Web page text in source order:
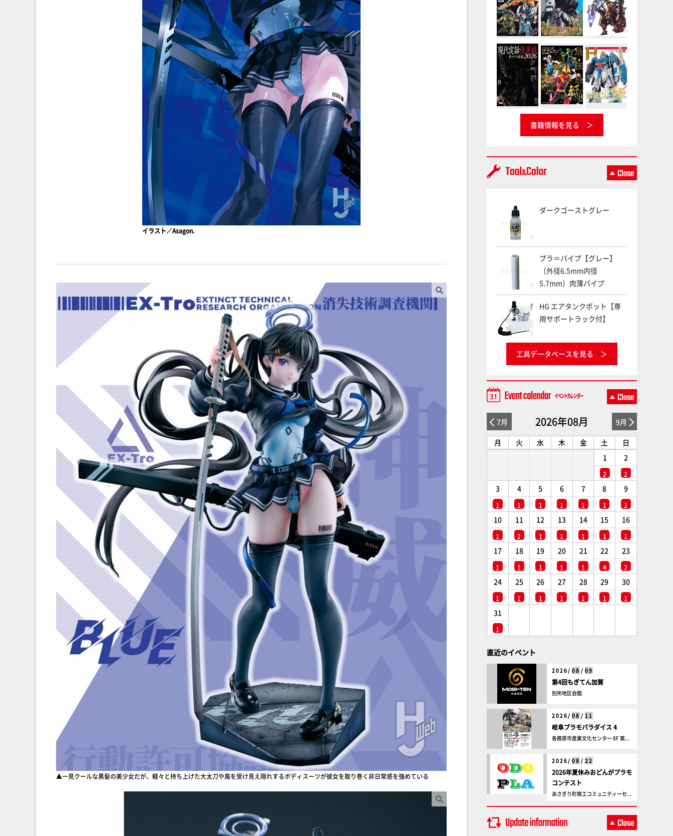
イラスト／Asagon.
▲一見クールな黒髪の美少女だが、軽々と持ち上げた大太刀や風を受け見え隠れするボディスーツが彼女を取り巻く非日常感を強めている
書籍情報を見る
ダークゴーストグレー
プラ＝パイプ【グレー】
（外径6.5mm内径
5.7mm）肉薄パイプ
HG エアタンクポット【専
用サポートラック付】
工具データベースを見る
7月 2026年08月 9月
月 火 水 木 金 土
日
1
2
2
2
3
1
4
1
5
1
6
1
7
1
8
1
9
2
10
1
11
2
12
1
13
1
14
1
15
1
16
1
17
1
18
1
19
1
20
1
21
1
22
4
23
2
24
1
25
1
26
1
27
1
28
1
29
1
30
1
31
1
直近のイベント
2026/ 08 / 09
第4回もぎてん加賀
別所地区会館
2026/ 08 / 11
岐阜プラモパラダイス 4
各務原市産業文化センター 8F 第...
2026/ 08 / 22
2026年夏休みおどんがプラモ
コンテスト
あさぎり町商工コミュニティーセ...